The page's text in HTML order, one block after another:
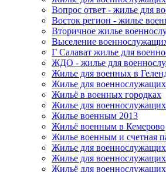
Вопрос ответ - жилье для
Восток регион - жилье
Вторичное жилье
Выселение
Г Салават жилье для
ЖДО - жилье для
Жилье для военных в
Жилье для
Жильё в военных городках
Жилье для
Жилье военным 2013
Жильё военным в Кемерово
Жилье военным и счетная
Жилье для
Жилье для военнослужащих
Жильё для